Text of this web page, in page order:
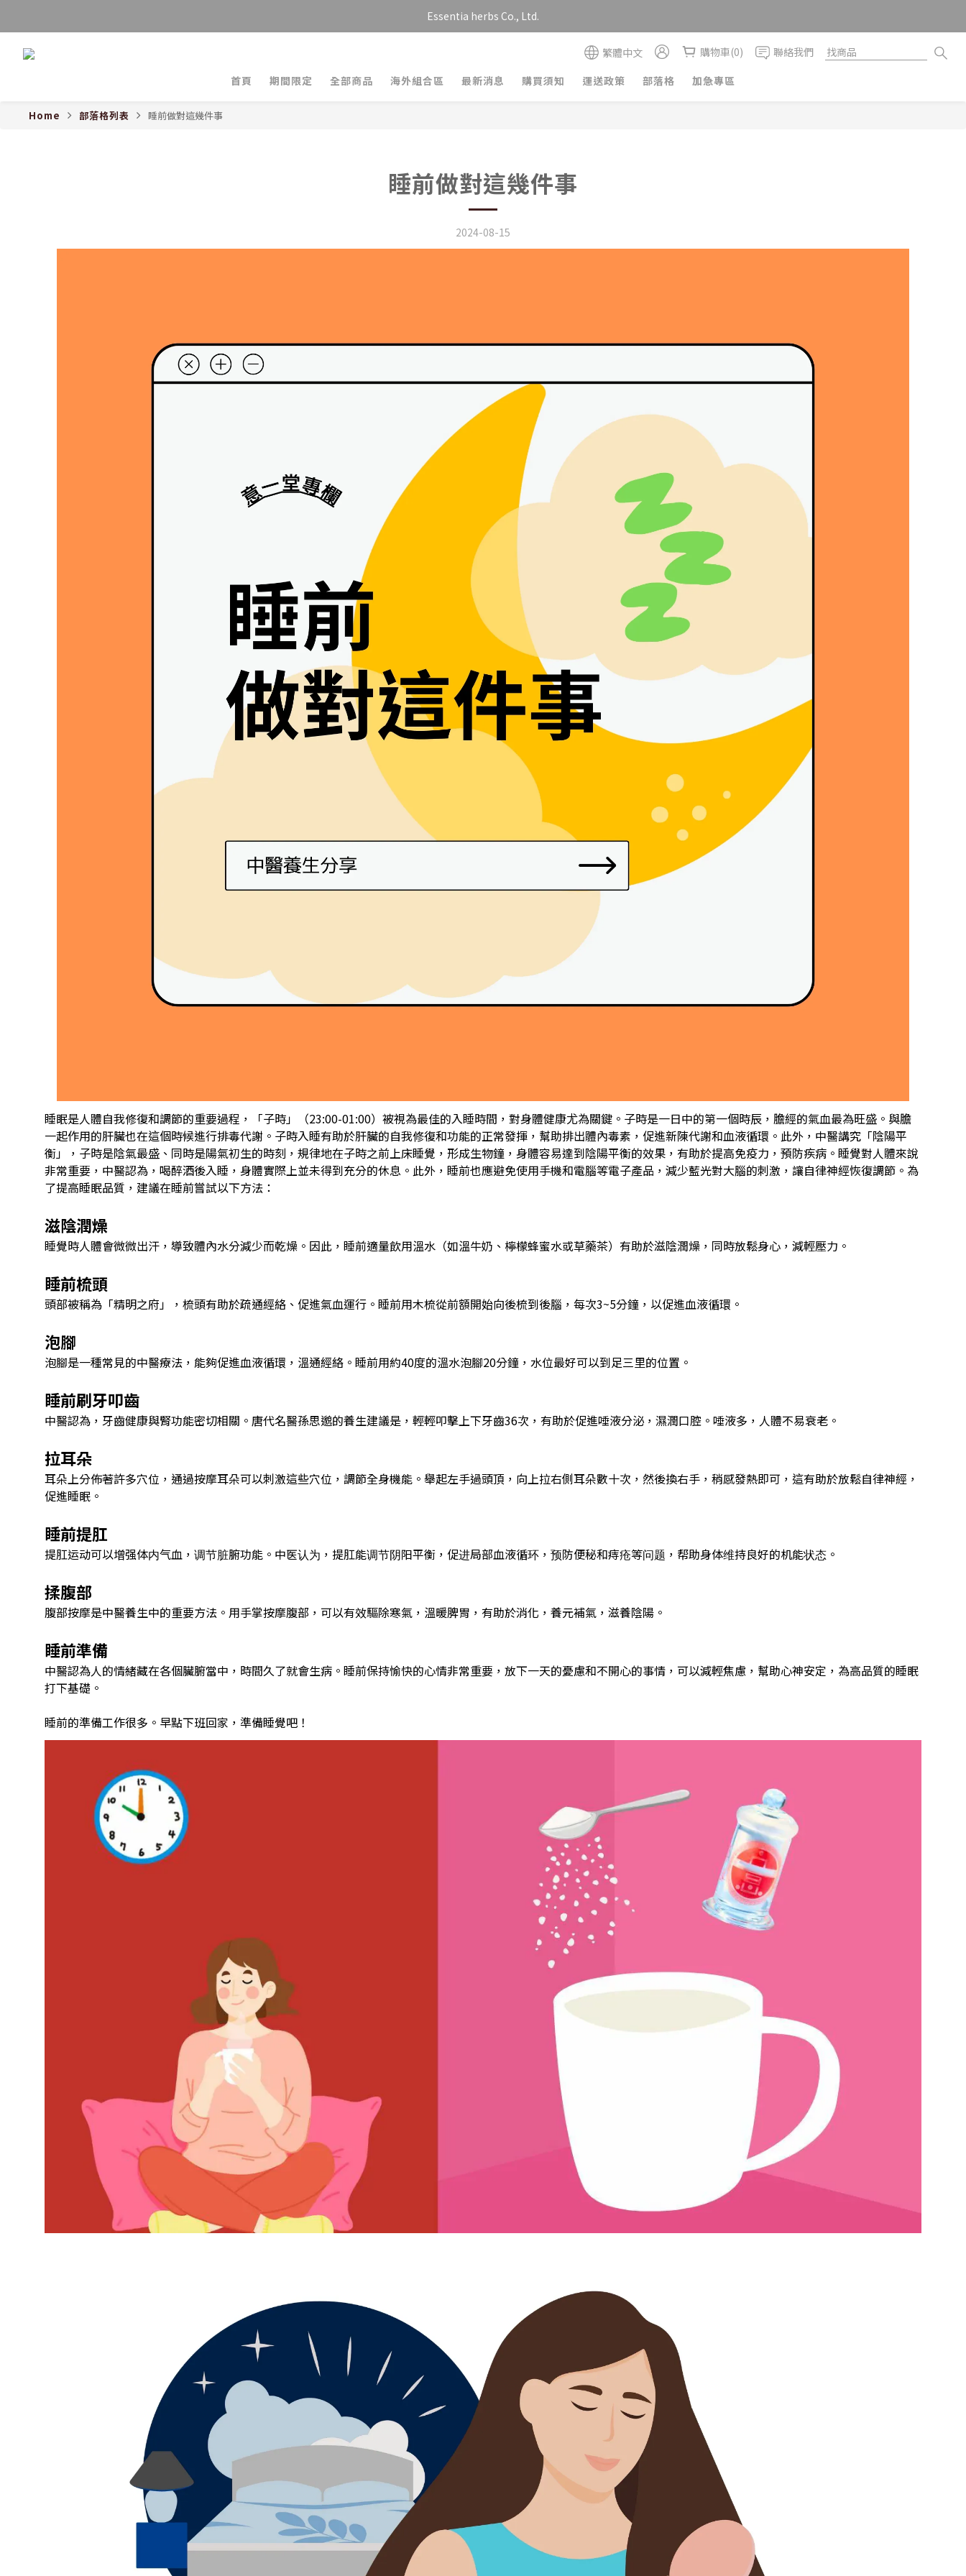
Essentia herbs Co., Ltd.
繁體中文 購物車(0)
聯絡我們
首頁
期間限定 全部商品 海外組合區 最新消息 購買須知 運送政策 部落格 加急專區
Home 部落格列表 睡前做對這幾件事
睡前做對這幾件事
2024-08-15
睡眠是人體自我修復和調節的重要過程，「子時」（23:00-01:00）被視為最佳的入睡時間，對身體健康尤為關鍵。子時是一日中的第一個時辰，膽經的氣血最為旺盛。與膽
一起作用的肝臟也在這個時候進行排毒代謝。子時入睡有助於肝臟的自我修復和功能的正常發揮，幫助排出體內毒素，促進新陳代謝和血液循環。此外，中醫講究「陰陽平
衡」，子時是陰氣最盛、同時是陽氣初生的時刻，規律地在子時之前上床睡覺，形成生物鐘，身體容易達到陰陽平衡的效果，有助於提高免疫力，預防疾病。睡覺對人體來說
非常重要，中醫認為，喝醉酒後入睡，身體實際上並未得到充分的休息。此外，睡前也應避免使用手機和電腦等電子產品，減少藍光對大腦的刺激，讓自律神經恢復調節。為
了提高睡眠品質，建議在睡前嘗試以下方法：
滋陰潤燥
睡覺時人體會微微出汗，導致體內水分減少而乾燥。因此，睡前適量飲用溫水（如溫牛奶、檸檬蜂蜜水或草藥茶）有助於滋陰潤燥，同時放鬆身心，減輕壓力。
睡前梳頭
頭部被稱為「精明之府」，梳頭有助於疏通經絡、促進氣血運行。睡前用木梳從前額開始向後梳到後腦，每次3~5分鐘，以促進血液循環。
泡腳
泡腳是一種常見的中醫療法，能夠促進血液循環，溫通經絡。睡前用約40度的溫水泡腳20分鐘，水位最好可以到足三里的位置。
睡前刷牙叩齒
中醫認為，牙齒健康與腎功能密切相關。唐代名醫孫思邈的養生建議是，輕輕叩擊上下牙齒36次，有助於促進唾液分泌，濕潤口腔。唾液多，人體不易衰老。
拉耳朵
耳朵上分佈著許多穴位，通過按摩耳朵可以刺激這些穴位，調節全身機能。舉起左手過頭頂，向上拉右側耳朵數十次，然後換右手，稍感發熱即可，這有助於放鬆自律神經，
促進睡眠。
睡前提肛
提肛运动可以增强体内气血，调节脏腑功能。中医认为，提肛能调节阴阳平衡，促进局部血液循环，预防便秘和痔疮等问题，帮助身体维持良好的机能状态。
揉腹部
腹部按摩是中醫養生中的重要方法。用手掌按摩腹部，可以有效驅除寒氣，溫暖脾胃，有助於消化，養元補氣，滋養陰陽。
睡前準備
中醫認為人的情緒藏在各個臟腑當中，時間久了就會生病。睡前保持愉快的心情非常重要，放下一天的憂慮和不開心的事情，可以減輕焦慮，幫助心神安定，為高品質的睡眠
打下基礎。
睡前的準備工作很多。早點下班回家，準備睡覺吧！